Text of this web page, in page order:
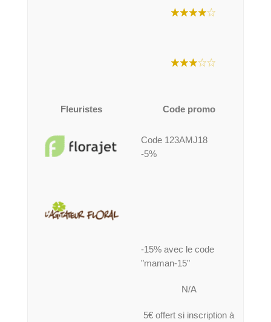
Fleuristes Code promo
Code 123AMJ18
-5%
-15% avec le code
"maman-15"
N/A
5€ offert si inscription à